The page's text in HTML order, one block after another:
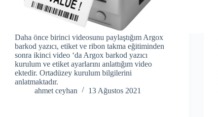
Daha önce birinci videosunu paylaştığım Argox
barkod yazıcı, etiket ve ribon takma eğitiminden
sonra ikinci video ‘da Argox barkod yazıcı
kurulum ve etiket ayarlarını anlattığım video
ektedir. Ortadüzey kurulum bilgilerini
anlatmaktadır.
ahmet ceyhan
13 Ağustos 2021